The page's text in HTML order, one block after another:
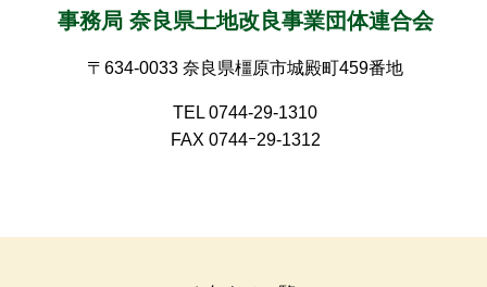
事務局 奈良県土地改良事業団体連合会
〒634-0033 奈良県橿原市城殿町459番地
TEL 0744-29-1310
FAX 0744ｰ29-1312